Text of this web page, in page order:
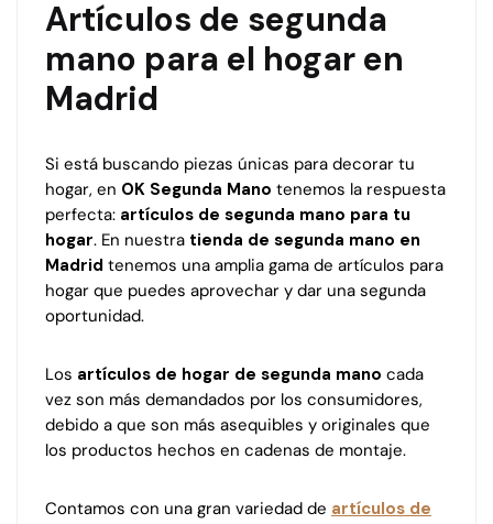
Artículos de segunda
mano para el hogar en
Madrid
Si está buscando piezas únicas para decorar tu
hogar, en OK Segunda Mano tenemos la respuesta
perfecta: artículos de segunda mano para tu
hogar. En nuestra tienda de segunda mano en
Madrid tenemos una amplia gama de artículos para
hogar que puedes aprovechar y dar una segunda
oportunidad.
Los artículos de hogar de segunda mano cada
vez son más demandados por los consumidores,
debido a que son más asequibles y originales que
los productos hechos en cadenas de montaje.
Contamos con una gran variedad de artículos de